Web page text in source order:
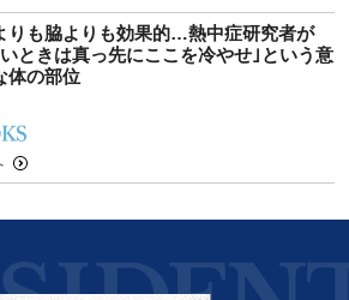
りも脇よりも効果的…熱中症研究者が
ときは真っ先にここを冷やせ｣という意
体の部位